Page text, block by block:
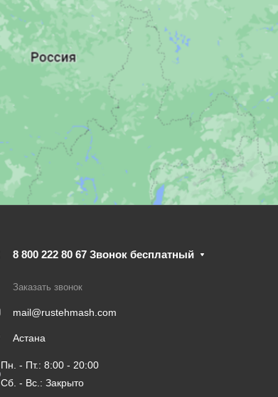
8 800 222 80 67 Звонок бесплатный
Заказать звонок
mail@rustehmash.com
Астана
Пн. - Пт.: 8:00 - 20:00
Сб. - Вс.: Закрыто